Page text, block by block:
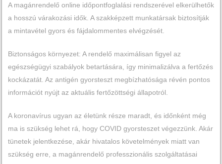
A magánrendelő online időpontfoglalási rendszerével elkerülhetők
a hosszú várakozási idők. A szakképzett munkatársak biztosítják
a mintavétel gyors és fájdalommentes elvégzését.
Biztonságos környezet: A rendelő maximálisan figyel az
egészségügyi szabályok betartására, így minimalizálva a fertőzés
kockázatát. Az antigén gyorsteszt megbízhatósága révén pontos
információt nyújt az aktuális fertőzöttségi állapotról.
A koronavírus ugyan az életünk része maradt, és időnként még
ma is szükség lehet rá, hogy COVID gyorsteszet végezzünk. Akár
tünetek jelentkezése, akár hivatalos követelmények miatt van
szükség erre, a magánrendelő professzionális szolgáltatásai